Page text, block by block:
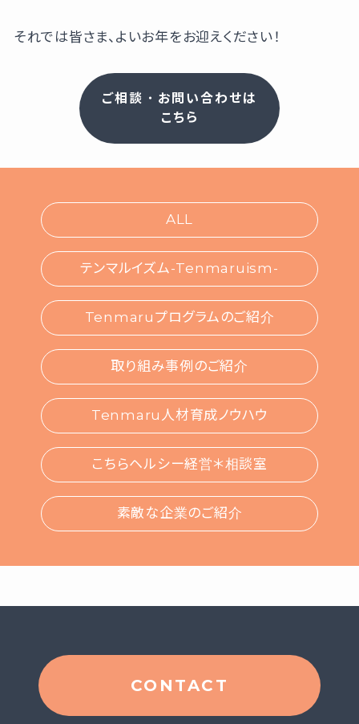
それでは皆さま、よいお年をお迎えください！
ご相談・お問い合わせは
こちら
ALL
テンマルイズム-Tenmaruism-
Tenmaruプログラムのご紹介
取り組み事例のご紹介
Tenmaru人材育成ノウハウ
こちらヘルシー経営＊相談室
素敵な企業のご紹介
CONTACT